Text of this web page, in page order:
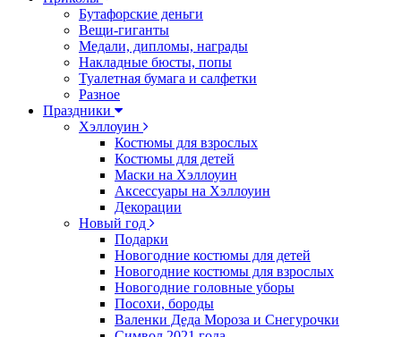
Бутафорские деньги
Вещи-гиганты
Медали, дипломы, награды
Накладные бюсты, попы
Туалетная бумага и салфетки
Разное
Праздники
Хэллоуин
Костюмы для взрослых
Костюмы для детей
Маски на Хэллоуин
Аксессуары на Хэллоуин
Декорации
Новый год
Подарки
Новогодние костюмы для детей
Новогодние костюмы для взрослых
Новогодние головные уборы
Посохи, бороды
Валенки Деда Мороза и Снегурочки